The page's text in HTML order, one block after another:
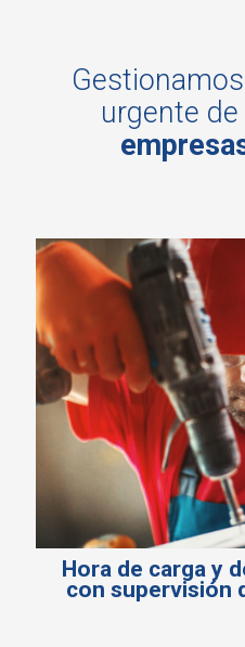
urgente de
Hora de carga y
con supervisión